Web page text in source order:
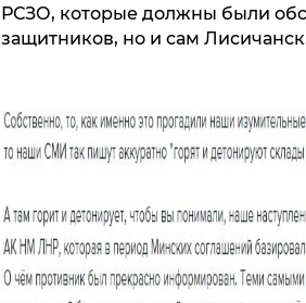
РСЗО, которые должны были
защитников, но и сам